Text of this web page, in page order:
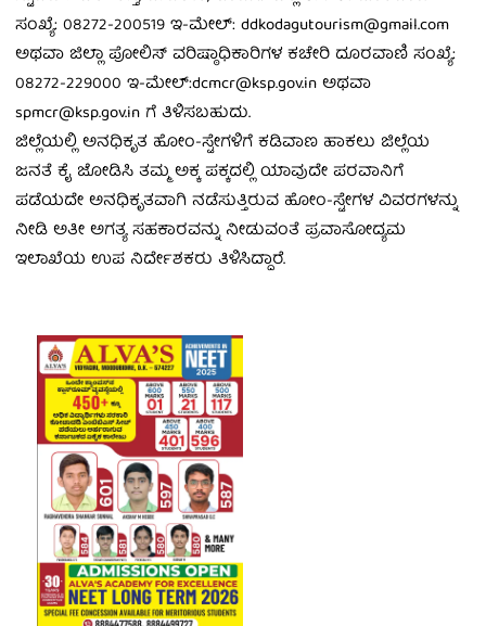
ಸಂಖ್ಯೆ: 08272-200519 ಇ-ಮೇಲ್: ddkodagutourism@gmail.com
ಅಥವಾ ಜಿಲ್ಲಾ ಪೋಲಿಸ್ ವರಿಷ್ಠಾಧಿಕಾರಿಗಳ ಕಚೇರಿ ದೂರವಾಣಿ ಸಂಖ್ಯೆ:
08272-229000 ಇ-ಮೇಲ್:dcmcr@ksp.gov.in ಅಥವಾ
spmcr@ksp.gov.in ಗೆ ತಿಳಿಸಬಹುದು.
ಜಿಲ್ಲೆಯಲ್ಲಿ ಅನಧಿಕೃತ ಹೋಂ-ಸ್ಟೇಗಳಿಗೆ ಕಡಿವಾಣ ಹಾಕಲು ಜಿಲ್ಲೆಯ
ಜನತೆ ಕೈ ಜೋಡಿಸಿ ತಮ್ಮ ಅಕ್ಕ ಪಕ್ಕದಲ್ಲಿ ಯಾವುದೇ ಪರವಾನಿಗೆ
ಪಡೆಯದೇ ಅನಧಿಕೃತವಾಗಿ ನಡೆಸುತ್ತಿರುವ ಹೋಂ-ಸ್ಟೇಗಳ ವಿವರಗಳನ್ನು
ನೀಡಿ ಅತೀ ಅಗತ್ಯ ಸಹಕಾರವನ್ನು ನೀಡುವಂತೆ ಪ್ರವಾಸೋದ್ಯಮ
ಇಲಾಖೆಯ ಉಪ ನಿರ್ದೇಶಕರು ತಿಳಿಸಿದ್ದಾರೆ.